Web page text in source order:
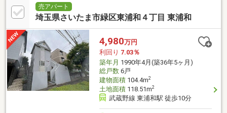
売アパート
埼玉県さいたま市緑区東浦和４丁目 東浦和
4,980万円
利回り 7.03％
築年月 1990年4月(築36年5ヶ月)
総戸数6戸
建物面積104.4m2
土地面積118.51m2
武蔵野線 東浦和駅 徒歩10分